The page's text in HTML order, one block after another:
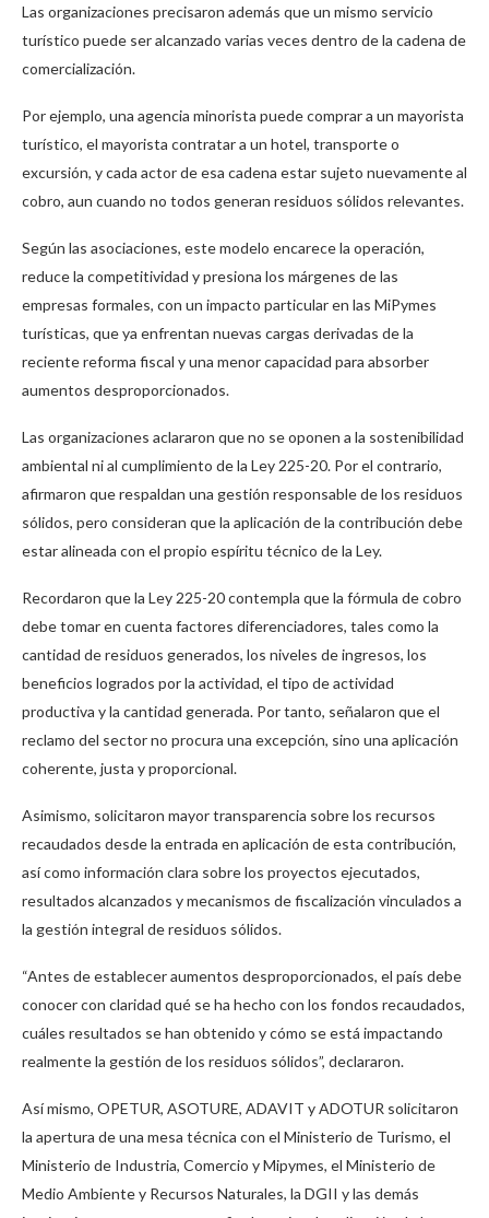
Las organizaciones precisaron además que un mismo servicio
turístico puede ser alcanzado varias veces dentro de la cadena de
comercialización.
Por ejemplo, una agencia minorista puede comprar a un mayorista
turístico, el mayorista contratar a un hotel, transporte o
excursión, y cada actor de esa cadena estar sujeto nuevamente al
cobro, aun cuando no todos generan residuos sólidos relevantes.
Según las asociaciones, este modelo encarece la operación,
reduce la competitividad y presiona los márgenes de las
empresas formales, con un impacto particular en las MiPymes
turísticas, que ya enfrentan nuevas cargas derivadas de la
reciente reforma fiscal y una menor capacidad para absorber
aumentos desproporcionados.
Las organizaciones aclararon que no se oponen a la sostenibilidad
ambiental ni al cumplimiento de la Ley 225-20. Por el contrario,
afirmaron que respaldan una gestión responsable de los residuos
sólidos, pero consideran que la aplicación de la contribución debe
estar alineada con el propio espíritu técnico de la Ley.
Recordaron que la Ley 225-20 contempla que la fórmula de cobro
debe tomar en cuenta factores diferenciadores, tales como la
cantidad de residuos generados, los niveles de ingresos, los
beneficios logrados por la actividad, el tipo de actividad
productiva y la cantidad generada. Por tanto, señalaron que el
reclamo del sector no procura una excepción, sino una aplicación
coherente, justa y proporcional.
Asimismo, solicitaron mayor transparencia sobre los recursos
recaudados desde la entrada en aplicación de esta contribución,
así como información clara sobre los proyectos ejecutados,
resultados alcanzados y mecanismos de fiscalización vinculados a
la gestión integral de residuos sólidos.
“Antes de establecer aumentos desproporcionados, el país debe
conocer con claridad qué se ha hecho con los fondos recaudados,
cuáles resultados se han obtenido y cómo se está impactando
realmente la gestión de los residuos sólidos”, declararon.
Así mismo, OPETUR, ASOTURE, ADAVIT y ADOTUR solicitaron
la apertura de una mesa técnica con el Ministerio de Turismo, el
Ministerio de Industria, Comercio y Mipymes, el Ministerio de
Medio Ambiente y Recursos Naturales, la DGII y las demás